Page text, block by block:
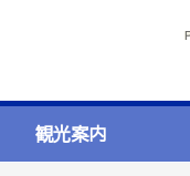
観光案内